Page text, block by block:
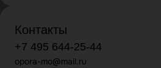
Контакты
+7 495 644-25-44
opora-mo@mail.ru